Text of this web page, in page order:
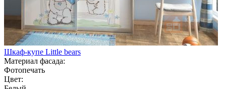
Шкаф-купе Little bears
Материал фасада:
Фотопечать
Цвет: